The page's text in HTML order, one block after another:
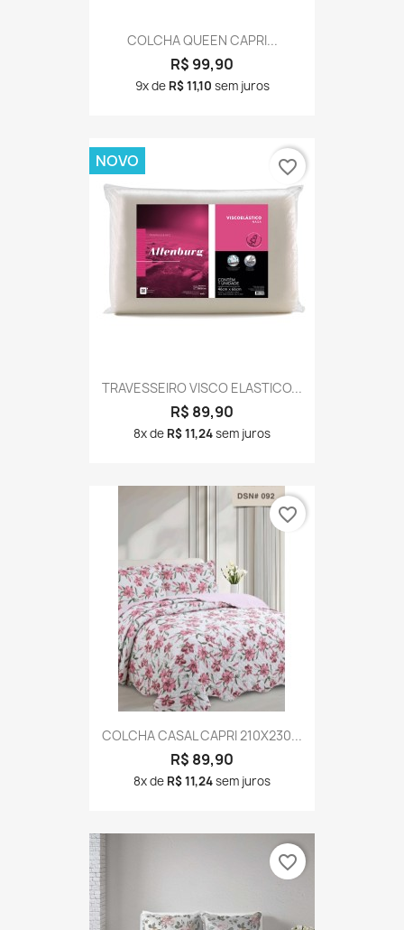
COLCHA QUEEN CAPRI...
R$ 99,90
9x de R$ 11,10 sem juros
TRAVESSEIRO VISCO ELASTICO...
R$ 89,90
8x de R$ 11,24sem juros
NOVO favorite_border
COLCHA CASAL CAPRI 210X230...
R$ 89,90
8x de R$ 11,24sem juros
favorite_border
favorite_border